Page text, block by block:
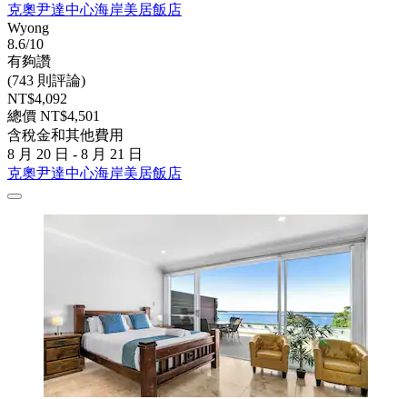
克奧尹達中心海岸美居飯店
Wyong
8.6/10
有夠讚
(743 則評論)
NT$4,092
總價 NT$4,501
含稅金和其他費用
8 月 20 日 - 8 月 21 日
克奧尹達中心海岸美居飯店